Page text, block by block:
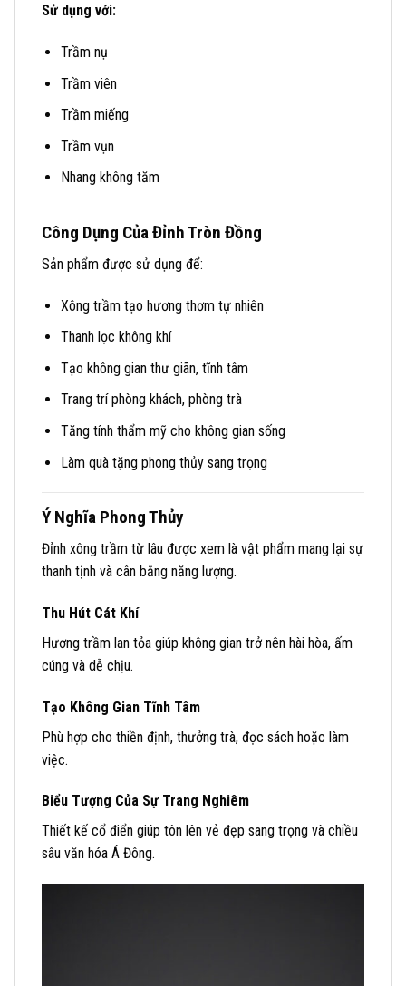
Sử dụng với:
Trầm nụ
Trầm viên
Trầm miếng
Trầm vụn
Nhang không tăm
Công Dụng Của Đỉnh Tròn Đồng
Sản phẩm được sử dụng để:
Xông trầm tạo hương thơm tự nhiên
Thanh lọc không khí
Tạo không gian thư giãn, tĩnh tâm
Trang trí phòng khách, phòng trà
Tăng tính thẩm mỹ cho không gian sống
Làm quà tặng phong thủy sang trọng
Ý Nghĩa Phong Thủy
Đỉnh xông trầm từ lâu được xem là vật phẩm mang lại sự
thanh tịnh và cân bằng năng lượng.
Thu Hút Cát Khí
Hương trầm lan tỏa giúp không gian trở nên hài hòa, ấm
cúng và dễ chịu.
Tạo Không Gian Tĩnh Tâm
Phù hợp cho thiền định, thưởng trà, đọc sách hoặc làm
việc.
Biểu Tượng Của Sự Trang Nghiêm
Thiết kế cổ điển giúp tôn lên vẻ đẹp sang trọng và chiều
sâu văn hóa Á Đông.